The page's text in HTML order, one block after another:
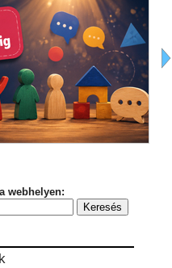
webhelyen: